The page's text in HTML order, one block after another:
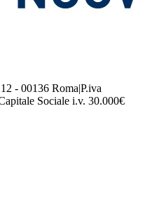
- 00136 Roma|P.iva
Sociale i.v. 30.000€